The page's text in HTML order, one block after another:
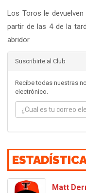
Los Toros le
partir de las 4 de la
abridor.
Suscribirte al Club
Recibe todas nuestras
electrónico.
Matt